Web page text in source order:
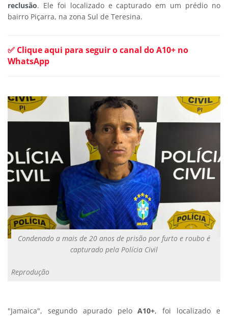
reclusão. Ele foi localizado e capturado em um prédio no
bairro Piçarra, na zona Sul de Teresina.
✅ Clique aqui para seguir o canal do A10+ no
WhatsApp
Condenado a mais de 20 anos de prisão por furto e roubo é
capturado pela Polícia Civil
Reprodução
"Jamaica", segundo apurado peloA10+, foi localizado e